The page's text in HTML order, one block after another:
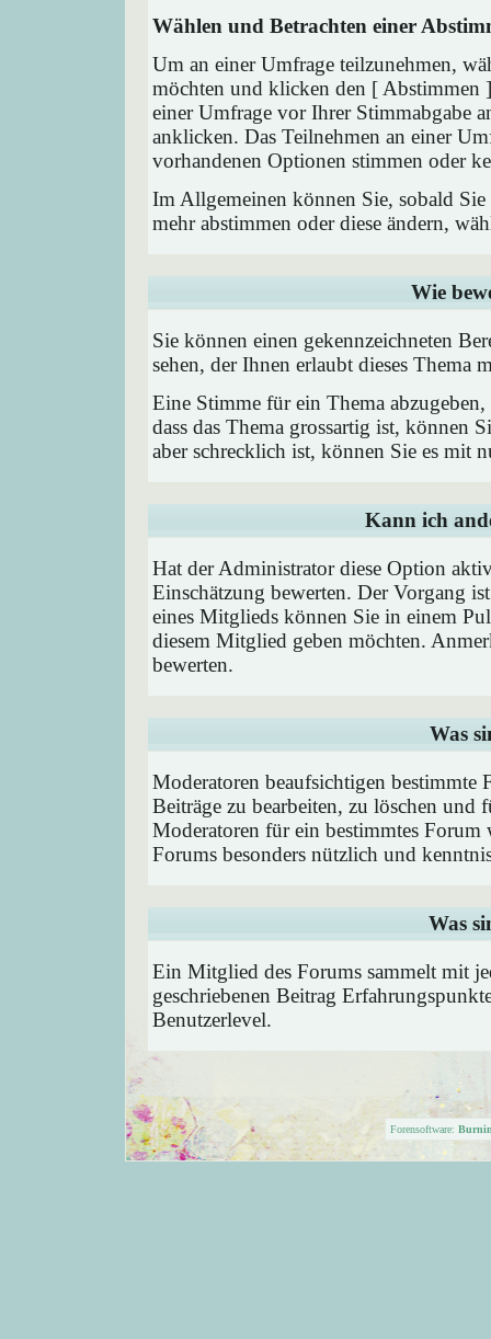
Wählen und Betrachten einer
Um an einer Umfrage teilzunehmen,
möchten und klicken den [ Abstimmen
einer Umfrage vor Ihrer Stimmabgabe
anklicken. Das Teilnehmen an einer
vorhandenen Optionen stimmen oder
Im Allgemeinen können Sie, sobald
mehr abstimmen oder diese ändern,
Wie
Sie können einen gekennzeichneten
sehen, der Ihnen erlaubt dieses Thema
Eine Stimme für ein Thema
dass das Thema grossartig ist, können
aber schrecklich ist, können Sie es mit
Kann ich
Hat der Administrator diese Option
Einschätzung bewerten. Der Vorgang
eines Mitglieds können Sie in einem
diesem Mitglied geben möchten.
bewerten.
Was
Moderatoren beaufsichtigen
Beiträge zu bearbeiten, zu löschen und
Moderatoren für ein bestimmtes Forum
Forums besonders nützlich und
Was
Ein Mitglied des Forums sammelt mit
geschriebenen Beitrag
Benutzerlevel.
Forensoftware: